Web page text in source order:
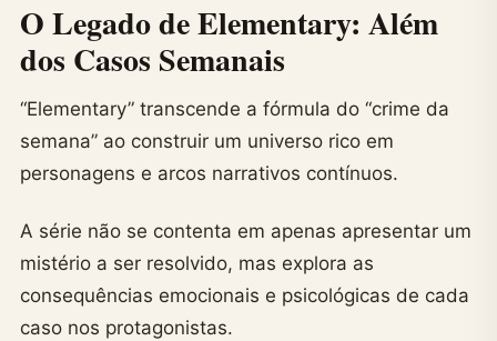
O Legado de Elementary: Além
dos Casos Semanais
“Elementary” transcende a fórmula do “crime da
semana” ao construir um universo rico em
personagens e arcos narrativos contínuos.
A série não se contenta em apenas apresentar um
mistério a ser resolvido, mas explora as
consequências emocionais e psicológicas de cada
caso nos protagonistas.